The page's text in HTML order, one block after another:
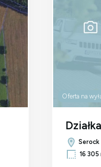
Oferta na
Serock
16 305